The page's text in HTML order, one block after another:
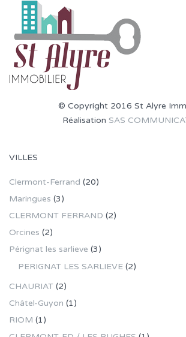
© Copyright 2016 St Alyre
Réalisation SAS
VILLES
Clermont-Ferrand (20)
Maringues (3)
CLERMONT FERRAND (2)
Orcines (2)
Pérignat les sarlieve (3)
PERIGNAT LES SARLIEVE (2)
CHAURIAT (2)
Châtel-Guyon (1)
RIOM (1)